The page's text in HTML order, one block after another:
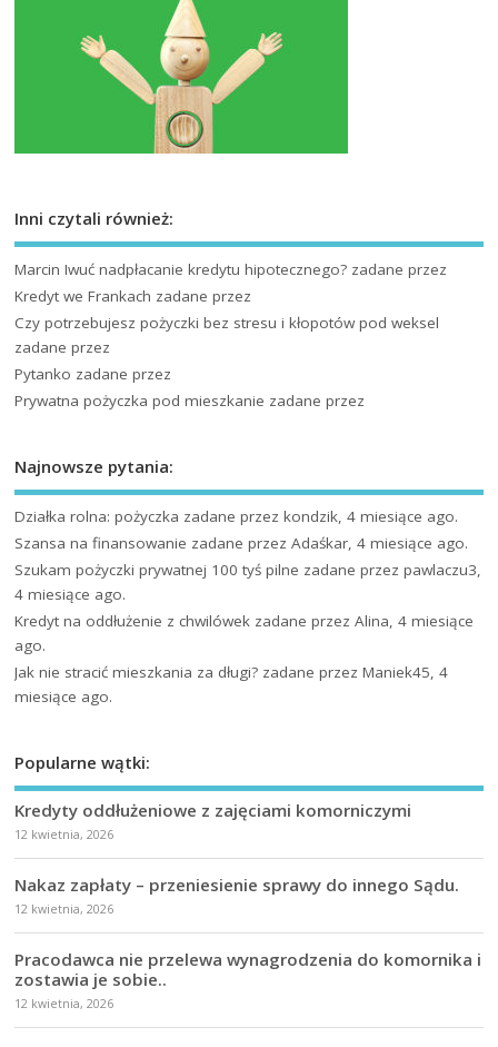
Inni czytali również:
Marcin Iwuć nadpłacanie kredytu hipotecznego? zadane przez
Kredyt we Frankach zadane przez
Czy potrzebujesz pożyczki bez stresu i kłopotów pod weksel
zadane przez
Pytanko zadane przez
Prywatna pożyczka pod mieszkanie zadane przez
Najnowsze pytania:
Działka rolna: pożyczka zadane przez kondzik, 4 miesiące ago.
Szansa na finansowanie zadane przez Adaśkar, 4 miesiące ago.
Szukam pożyczki prywatnej 100 tyś pilne zadane przez pawlaczu3,
4 miesiące ago.
Kredyt na oddłużenie z chwilówek zadane przez Alina, 4 miesiące
ago.
Jak nie stracić mieszkania za długi? zadane przez Maniek45, 4
miesiące ago.
Popularne wątki:
Kredyty oddłużeniowe z zajęciami komorniczymi
12 kwietnia, 2026
Nakaz zapłaty – przeniesienie sprawy do innego Sądu.
12 kwietnia, 2026
Pracodawca nie przelewa wynagrodzenia do komornika i
zostawia je sobie..
12 kwietnia, 2026